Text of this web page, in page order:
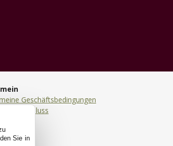
Geschäftsbedingungen
Sie in